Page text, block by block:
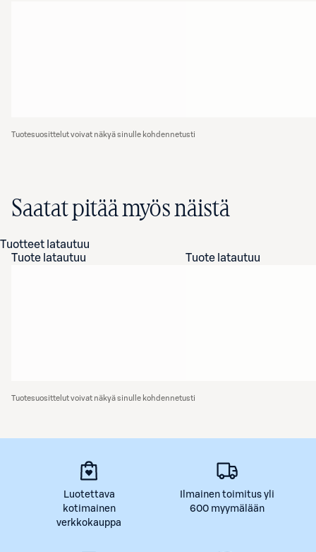
Tuotesuosittelut voivat näkyä sinulle kohdennetusti
Saatat pitää myös näistä
Tuotteet latautuu
Tuote latautuu
Tuote latautuu
Tuotesuosittelut voivat näkyä sinulle kohdennetusti
Luotettava
kotimainen
verkkokauppa
Ilmainen toimitus yli
600 myymälään